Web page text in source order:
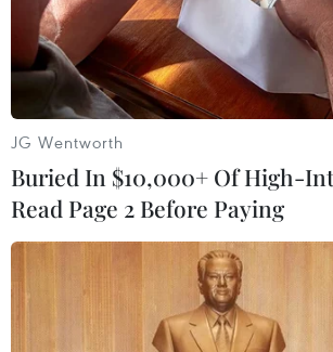
Tổng thống Mỹ Donald Trump nói
để bàn về người kế nhiệm
Mỹ phê chuẩn kế hoạch kiểm tra
và giám sát phiếu bầu qua thư
Mỹ: Đảng Dân chủ khởi kiện Tổng
can thiệp hệ thống bỏ phiếu qua
Chính quyền Mỹ kiện nhiều bang
Bầu cử Mỹ 2024: Kiểm lại phiếu
nghị sỹ tại Pennsylvania
JG Wentworth
Buried In $10,000+ Of High-
Read Page 2 Before Paying